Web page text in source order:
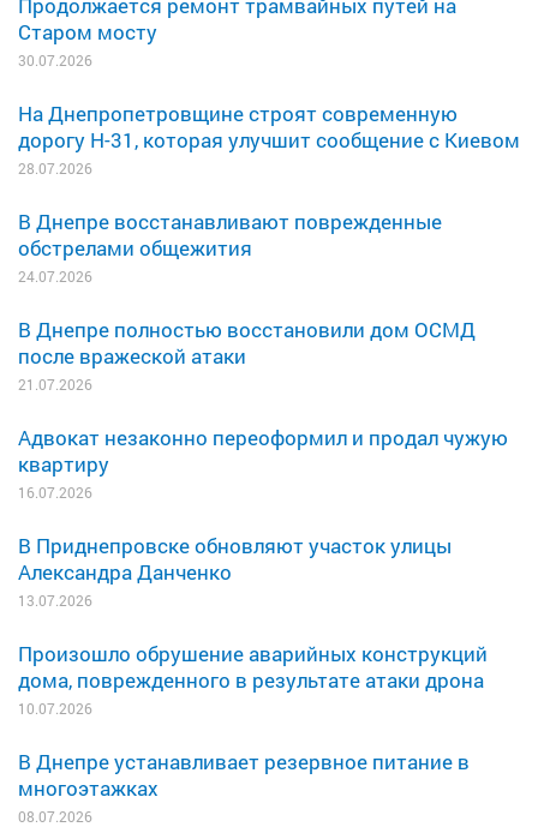
Старом мосту
30.07.2026
На Днепропетровщине строят современную
дорогу Н-31, которая улучшит сообщение с Киевом
28.07.2026
В Днепре восстанавливают поврежденные
обстрелами общежития
24.07.2026
В Днепре полностью восстановили дом ОСМД
после вражеской атаки
21.07.2026
Адвокат незаконно переоформил и продал чужую
квартиру
16.07.2026
В Приднепровске обновляют участок улицы
Александра Данченко
13.07.2026
Произошло обрушение аварийных конструкций
дома, поврежденного в результате атаки дрона
10.07.2026
В Днепре устанавливает резервное питание в
многоэтажках
08.07.2026